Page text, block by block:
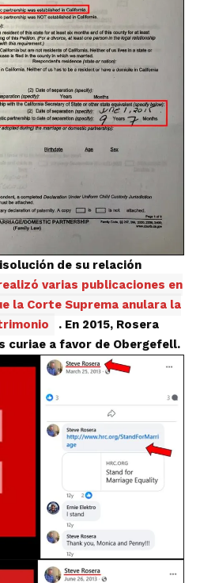
de su relación
varias publicaciones en
la Corte Suprema anulara la
. En 2015, Rosera
curiae a favor de Obergefell.